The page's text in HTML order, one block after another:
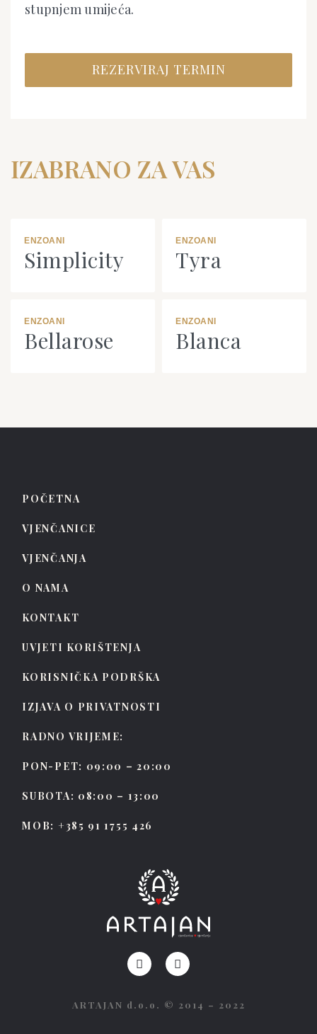
stupnjem umijeća.
REZERVIRAJ TERMIN
IZABRANO ZA VAS
ENZOANI
Simplicity
ENZOANI
Tyra
ENZOANI
Bellarose
ENZOANI
Blanca
POČETNA
VJENČANICE
VJENČANJA
O NAMA
KONTAKT
UVJETI KORIŠTENJA
KORISNIČKA PODRŠKA
IZJAVA O PRIVATNOSTI
RADNO VRIJEME:
PON-PET: 09:00 – 20:00
SUBOTA: 08:00 – 13:00
MOB: +385 91 1755 426
ARTAJAN d.o.o. © 2014 – 2022